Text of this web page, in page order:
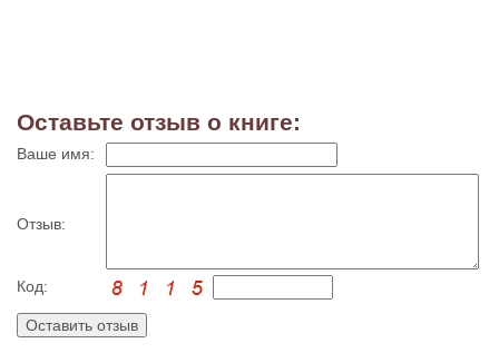
Оставьте отзыв о книге:
Ваше имя:
Отзыв:
Код: